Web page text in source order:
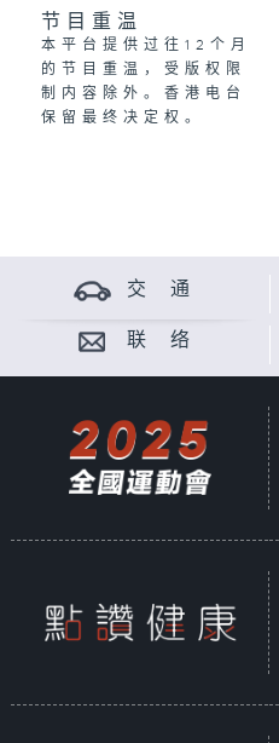
节目重温
本平台提供过往12个月
的节目重温，受版权限
制内容除外。香港电台
保留最终决定权。
交 通
联 络